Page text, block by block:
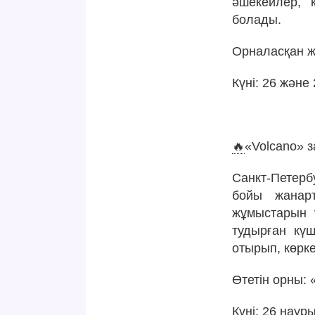
болады.
Орналасқан
Күні: 26 және
🔥«Volcano»
Санкт-
бойы
жұмыстарын
тудырған
отырып,
Өтетін орны:
Күні: 26